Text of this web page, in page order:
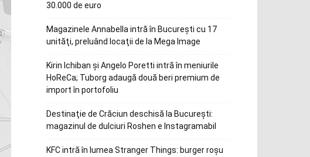
30.000 de euro
Magazinele Annabella intră în Bucureşti cu 17
unităţi, preluând locaţii de la Mega Image
Kirin Ichiban și Angelo Poretti intră în meniurile
HoReCa; Tuborg adaugă două beri premium de
import în portofoliu
Destinaţie de Crăciun deschisă la Bucureşti:
magazinul de dulciuri Roshen e Instagramabil
KFC intră în lumea Stranger Things: burger roșu